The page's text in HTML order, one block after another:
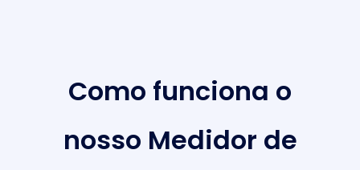
Como funciona o
nosso Medidor de